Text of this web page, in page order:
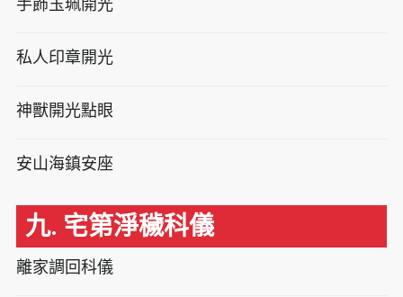
手飾玉珮開光
私人印章開光
神獸開光點眼
安山海鎮安座
九. 宅第淨穢科儀
離家調回科儀